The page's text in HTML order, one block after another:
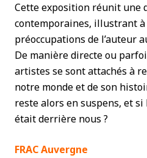
Cette exposition réunit une
contemporaines, illustrant
préoccupations de l’auteur
De manière directe ou
artistes se sont attachés à
notre monde et de son
reste alors en suspens, et
était derrière nous ?
FRAC Auvergne